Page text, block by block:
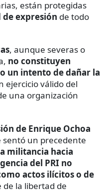
están protegidas
expresión de todo
, aunque severas o
no constituyen
un intento de dañar la
ejercicio válido del
una organización
de Enrique Ochoa
sentó un precedente
militancia hacia
del PRI no
actos ilícitos o de
de la libertad de